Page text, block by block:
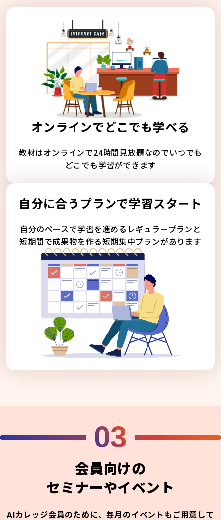
オンラインでどこでも学べる
教材はオンラインで24時間見放題なのでいつでも
どこでも学習ができます
自分に合うプランで学習スタート
自分のペースで学習を進めるレギュラープランと
短期間で成果物を作る短期集中プランがあります
03
会員向けの
セミナーやイベント
AIカレッジ会員のために、毎月のイベントもご用意して